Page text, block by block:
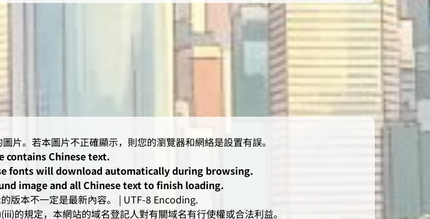
contains Chinese text.
fonts will download automatically during browsing.
image and all Chinese text to finish loading.
版本不一定是最新內容。 | UTF-8 Encoding.
的規定，本網站的域名登記人對有關域名有行使權或合法利益。